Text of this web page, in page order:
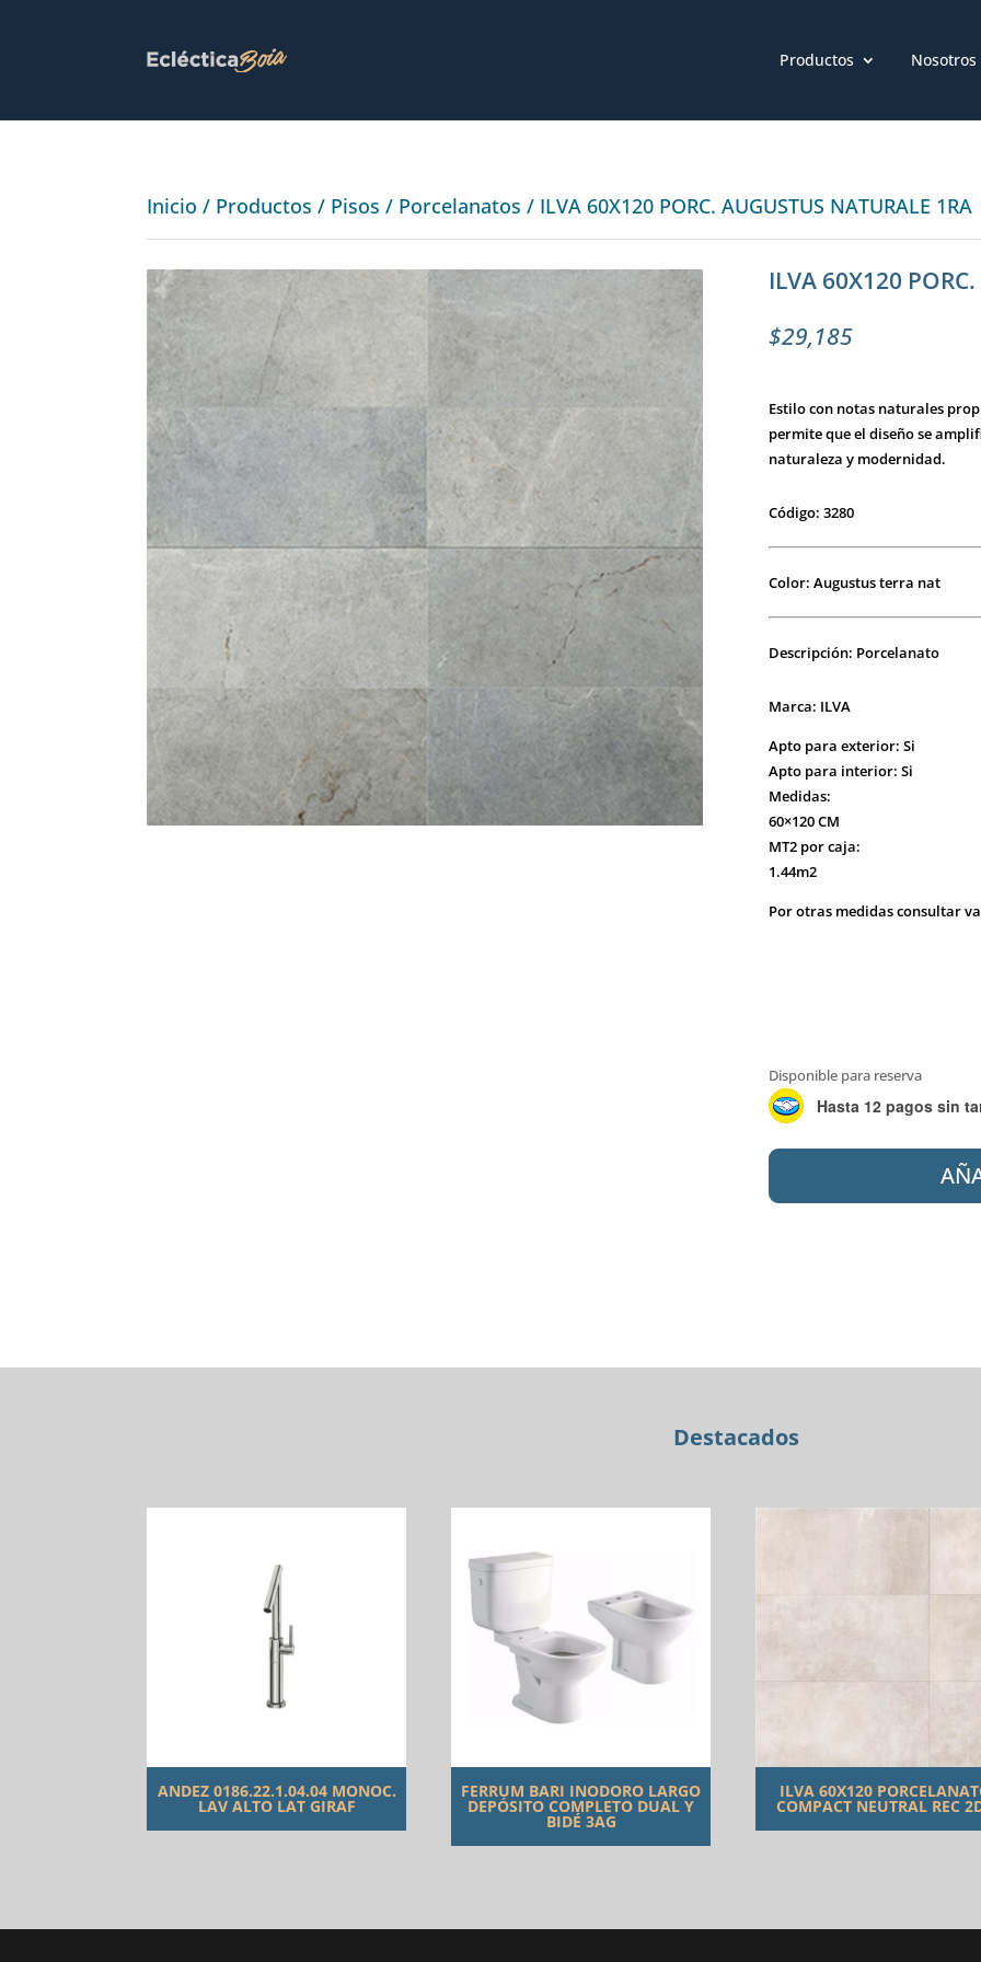
Productos Nosotros
Inicio / Productos / Pisos / Porcelanatos / ILVA 60X120 PORC. AUGUSTUS NATURALE 1RA
ILVA 60X120
$29,185
Estilo con notas naturales
permite que el diseño se
naturaleza y modernidad.
Código: 3280
Color: Augustus terra nat
Descripción: Porcelanato
Marca: ILVA
Apto para exterior: Si
Apto para interior: Si
Medidas:
60×120 CM
MT2 por caja:
1.44m2
Por otras medidas consultar
Disponible para reserva
Hasta 12 pagos sin
ILVA
PORC.
Destacados
ANDEZ 0186.22.1.04.04 MONOC.
LAV ALTO LAT GIRAF
FERRUM BARI INODORO LARGO
DEPÓSITO COMPLETO DUAL Y
BIDÉ 3AG
ILVA 60X120
COMPACT NEUTRAL REC